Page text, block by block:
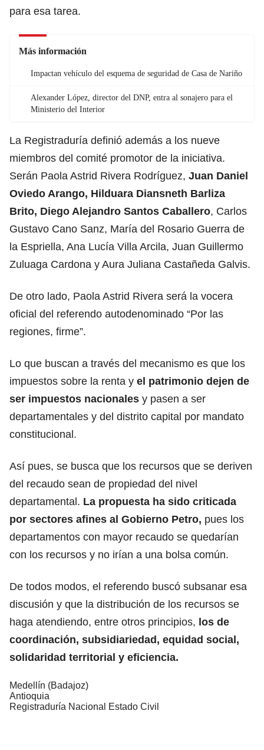
para esa tarea.
Más información
Impactan vehículo del esquema de seguridad de Casa de Nariño
Alexander López, director del DNP, entra al sonajero para el
Ministerio del Interior
La Registraduría definió además a los nueve
miembros del comité promotor de la iniciativa.
Serán Paola Astrid Rivera Rodríguez, Juan Daniel
Oviedo Arango, Hilduara Diansneth Barliza
Brito, Diego Alejandro Santos Caballero, Carlos
Gustavo Cano Sanz, María del Rosario Guerra de
la Espriella, Ana Lucía Villa Arcila, Juan Guillermo
Zuluaga Cardona y Aura Juliana Castañeda Galvis.
De otro lado, Paola Astrid Rivera será la vocera
oficial del referendo autodenominado “Por las
regiones, firme”.
Lo que buscan a través del mecanismo es que los
impuestos sobre la renta y el patrimonio dejen de
ser impuestos nacionales y pasen a ser
departamentales y del distrito capital por mandato
constitucional.
Así pues, se busca que los recursos que se deriven
del recaudo sean de propiedad del nivel
departamental. La propuesta ha sido criticada
por sectores afines al Gobierno Petro, pues los
departamentos con mayor recaudo se quedarían
con los recursos y no irían a una bolsa común.
De todos modos, el referendo buscó subsanar esa
discusión y que la distribución de los recursos se
haga atendiendo, entre otros principios, los de
coordinación, subsidiariedad, equidad social,
solidaridad territorial y eficiencia.
Medellín (Badajoz)
Antioquia
Registraduría Nacional Estado Civil